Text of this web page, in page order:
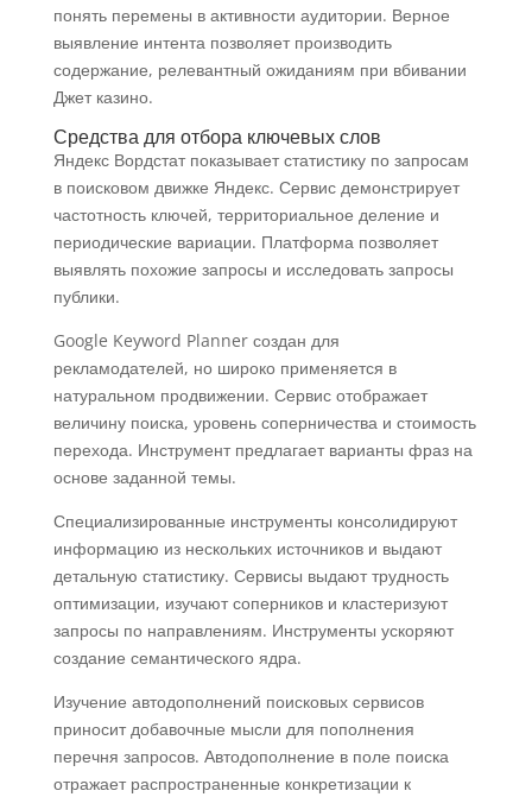
понять перемены в активности аудитории. Верное
выявление интента позволяет производить
содержание, релевантный ожиданиям при вбивании
Джет казино.
Средства для отбора ключевых слов
Яндекс Вордстат показывает статистику по запросам
в поисковом движке Яндекс. Сервис демонстрирует
частотность ключей, территориальное деление и
периодические вариации. Платформа позволяет
выявлять похожие запросы и исследовать запросы
публики.
Google Keyword Planner создан для
рекламодателей, но широко применяется в
натуральном продвижении. Сервис отображает
величину поиска, уровень соперничества и стоимость
перехода. Инструмент предлагает варианты фраз на
основе заданной темы.
Специализированные инструменты консолидируют
информацию из нескольких источников и выдают
детальную статистику. Сервисы выдают трудность
оптимизации, изучают соперников и кластеризуют
запросы по направлениям. Инструменты ускоряют
создание семантического ядра.
Изучение автодополнений поисковых сервисов
приносит добавочные мысли для пополнения
перечня запросов. Автодополнение в поле поиска
отражает распространенные конкретизации к